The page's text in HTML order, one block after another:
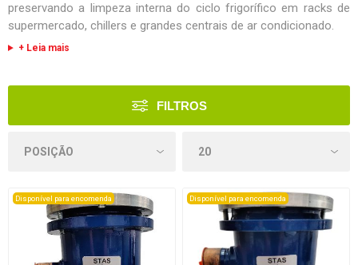
preservando a limpeza interna do ciclo frigorífico em racks de
supermercado, chillers e grandes centrais de ar condicionado.
+ Leia mais
FILTROS
Disponível para encomenda Disponível para encomenda